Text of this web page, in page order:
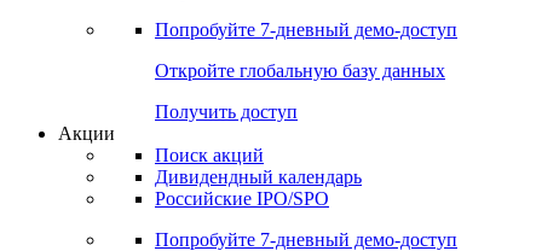
Попробуйте 7-дневный демо-доступ
Откройте глобальную базу данных
Получить доступ
Акции
Поиск акций
Дивидендный календарь
Российские IPO/SPO
Попробуйте 7-дневный демо-доступ